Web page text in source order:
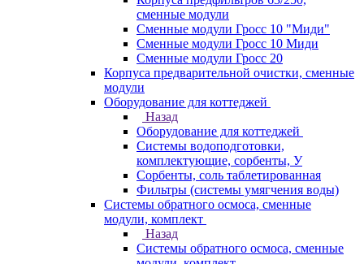
сменные модули
Сменные модули Гросс 10 "Миди"
Сменные модули Гросс 10 Миди
Сменные модули Гросс 20
Корпуса предварительной очистки, сменные
модули
Оборудование для коттеджей
Назад
Оборудование для коттеджей
Системы водоподготовки,
комплектующие, сорбенты, У
Сорбенты, соль таблетированная
Фильтры (системы умягчения воды)
Системы обратного осмоса, сменные
модули, комплект
Назад
Системы обратного осмоса, сменные